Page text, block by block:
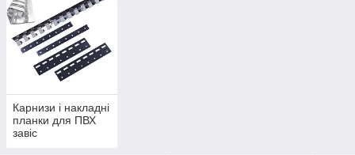
Карнизи і накладні
планки для ПВХ
завіс